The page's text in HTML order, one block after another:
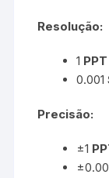
Resolução:
1 PPT
0.001
Precisão:
±1